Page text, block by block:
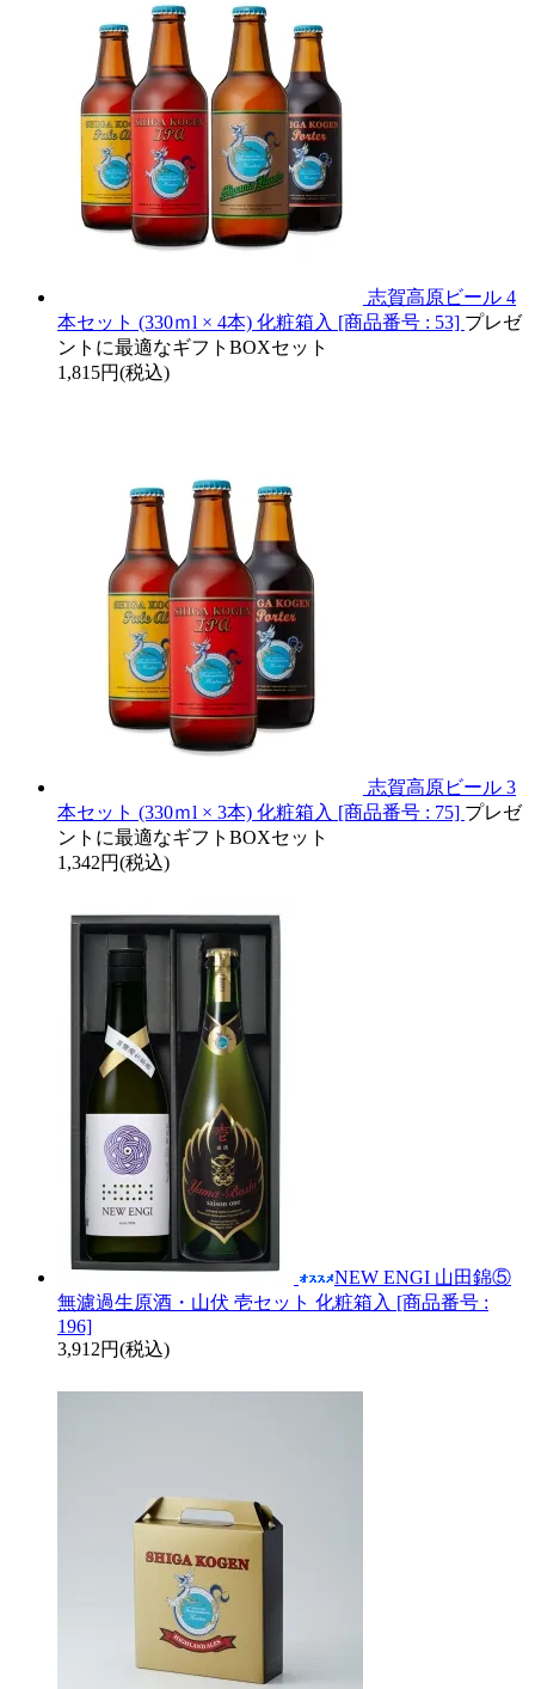
志賀高原ビール 4
本セット (330ｍl × 4本) 化粧箱入 [商品番号 : 53] プレゼ
ントに最適なギフトBOXセット
1,815円(税込)
志賀高原ビール 3
本セット (330ｍl × 3本) 化粧箱入 [商品番号 : 75] プレゼ
ントに最適なギフトBOXセット
1,342円(税込)
NEW ENGI 山田錦⑤
無濾過生原酒・山伏 壱セット 化粧箱入 [商品番号 :
196]
3,912円(税込)